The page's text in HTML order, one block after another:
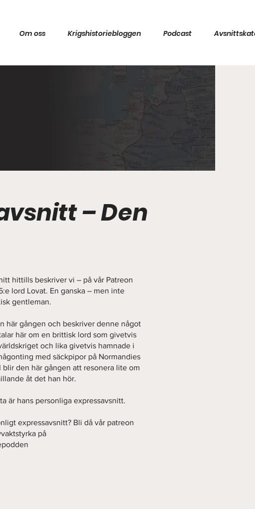
Om oss Krigshistoriebloggen Podcast
– Den
hittills beskriver vi – på vår Patreon
lord Lovat. En ganska – men inte
gentleman.
här gången och beskriver denne något
här om en brittisk lord som givetvis
och lika givetvis hamnade i
med säckpipor på Normandies
blir den här gången att resonera lite om
åt det han hör.
är hans personliga expressavsnitt.
expressavsnitt? Bli då vår patreon
på